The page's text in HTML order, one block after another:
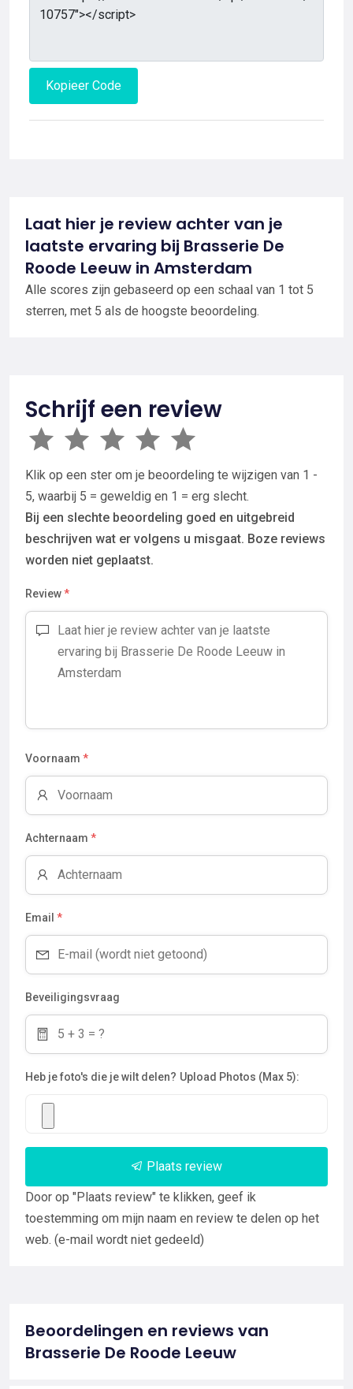
Kopieer Code
Laat hier je review achter van je
laatste ervaring bij Brasserie De
Roode Leeuw in Amsterdam
Alle scores zijn gebaseerd op een schaal van 1 tot 5
sterren, met 5 als de hoogste beoordeling.
Schrijf een review
Klik op een ster om je beoordeling te wijzigen van 1 -
5, waarbij 5 = geweldig en 1 = erg slecht.
Bij een slechte beoordeling goed en uitgebreid
beschrijven wat er volgens u misgaat. Boze reviews
worden niet geplaatst.
Review*
Voornaam *
Achternaam *
Email *
Beveiligingsvraag
Heb je foto's die je wilt delen? Upload Photos (Max 5):
Plaats review
Door op "Plaats review" te klikken, geef ik
toestemming om mijn naam en review te delen op het
web. (e-mail wordt niet gedeeld)
Beoordelingen en reviews van
Brasserie De Roode Leeuw